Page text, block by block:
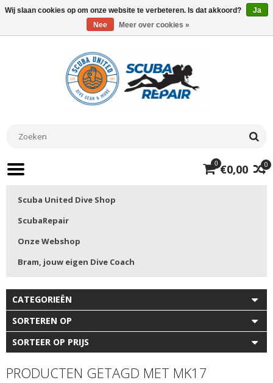
0
0 €0,00
Scuba United Dive Shop
ScubaRepair
Onze Webshop
Bram, jouw eigen Dive Coach
CATEGORIEËN
SORTEREN OP
SORTEER OP PRIJS
PRODUCTEN GETAGD MET MK17
Wij slaan cookies op om onze website te verbeteren. Is dat akkoord?
Ja
Nee
Meer over cookies »